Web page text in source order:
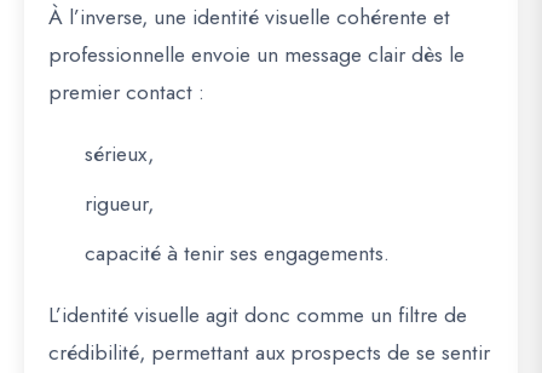
À l’inverse, une identité visuelle cohérente et
professionnelle envoie un message clair dès le
premier contact :
sérieux,
rigueur,
capacité à tenir ses engagements.
L’identité visuelle agit donc comme un filtre de
crédibilité, permettant aux prospects de se sentir